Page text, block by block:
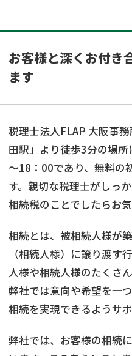
お客様と深くお付き
ます
税理士法人FLAP 大阪事
田駅」より徒歩3分の場
～18：00であり、無料の
す。親切な税理士がしっ
相続税のことでしたらお
相続とは、被相続人様が
（相続人様）に譲り渡す
人様や相続人様のたくさ
弊社では意向や希望を一
相続を実現できるようサ
弊社では、お客様の相続